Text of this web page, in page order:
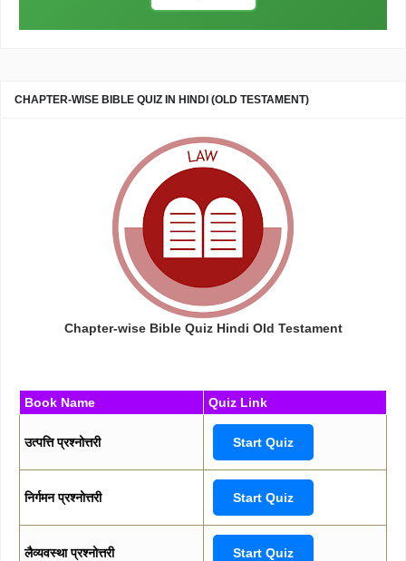
CHAPTER-WISE BIBLE QUIZ IN HINDI (OLD TESTAMENT)
Chapter-wise Bible Quiz Hindi Old Testament
Book Name Quiz Link
उत्पत्ति प्रश्नोत्तरी Start Quiz
निर्गमन प्रश्नोत्तरी Start Quiz
लैव्यवस्था प्रश्नोत्तरी Start Quiz